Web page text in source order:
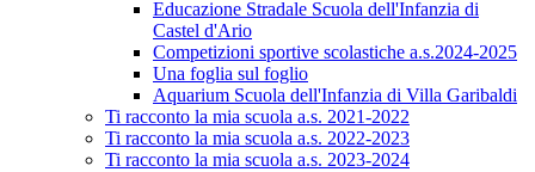
Educazione Stradale Scuola dell'Infanzia di
Castel d'Ario
Competizioni sportive scolastiche a.s.2024-2025
Una foglia sul foglio
Aquarium Scuola dell'Infanzia di Villa Garibaldi
Ti racconto la mia scuola a.s. 2021-2022
Ti racconto la mia scuola a.s. 2022-2023
Ti racconto la mia scuola a.s. 2023-2024